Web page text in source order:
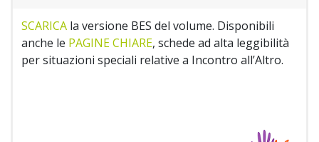
SCARICA la versione BES del volume. Disponibili
anche le PAGINE CHIARE, schede ad alta leggibilità
per situazioni speciali relative a Incontro all’Altro.